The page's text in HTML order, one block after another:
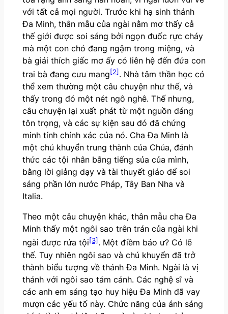
với tất cả mọi người. Trước khi hạ sinh thánh
Đa Minh, thân mẫu của ngài nằm mơ thấy cả
thế giới được soi sáng bởi ngọn đuốc rực cháy
mà một con chó đang ngậm trong miệng, và
bà giải thích giấc mơ ấy có liên hệ đến đứa con
trai bà đang cưu mang[2]. Nhà tâm thần học có
thể xem thường một câu chuyện như thế, và
thấy trong đó một nét ngô nghê. Thế nhưng,
câu chuyện lại xuất phát từ một nguồn đáng
tôn trọng, và các sự kiện sau đó đã chứng
minh tính chính xác của nó. Cha Đa Minh là
một chú khuyển trung thành của Chúa, đánh
thức các tội nhân bằng tiếng sủa của mình,
bằng lời giảng dạy và tài thuyết giáo để soi
sáng phần lớn nước Pháp, Tây Ban Nha và
Italia.
Theo một câu chuyện khác, thân mẫu cha Đa
Minh thấy một ngôi sao trên trán của ngài khi
ngài được rửa tội[3]. Một điềm báo ư? Có lẽ
thế. Tuy nhiên ngôi sao và chú khuyển đã trở
thành biểu tượng về thánh Đa Minh. Ngài là vị
thánh với ngôi sao tám cánh. Các nghệ sĩ và
các anh em sáng tạo huy hiệu Đa Minh đã vay
mượn các yếu tố này. Chức năng của ánh sáng